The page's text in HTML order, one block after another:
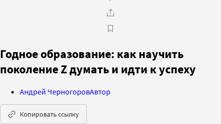
Годное образование: как научить
поколение Z думать и идти к успеху
Андрей ЧерногоровАвтор
Копировать ссылку